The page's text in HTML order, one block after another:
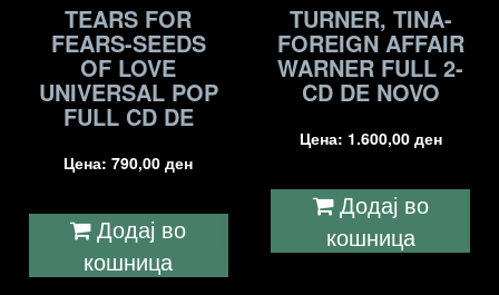
TEARS FOR
FEARS-SEEDS
OF LOVE
UNIVERSAL POP
FULL CD DE
Цена:790,00ден
Додај во
кошница
TURNER, TINA-
FOREIGN AFFAIR
WARNER FULL 2-
CD DE NOVO
Цена: 1.600,00 ден
Додај во
кошница